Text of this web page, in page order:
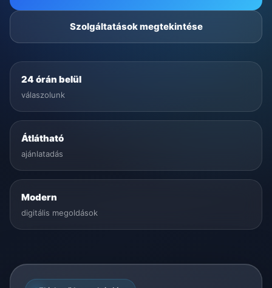
Szolgáltatások megtekintése
24 órán belül
válaszolunk
Átlátható
ajánlatadás
Modern
digitális megoldások